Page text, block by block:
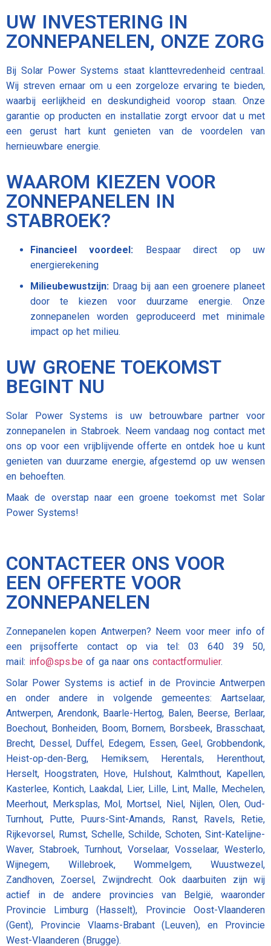
UW INVESTERING IN
ZONNEPANELEN, ONZE ZORG
Bij Solar Power Systems staat klanttevredenheid centraal.
Wij streven ernaar om u een zorgeloze ervaring te bieden,
waarbij eerlijkheid en deskundigheid voorop staan. Onze
garantie op producten en installatie zorgt ervoor dat u met
een gerust hart kunt genieten van de voordelen van
hernieuwbare energie.
WAAROM KIEZEN VOOR
ZONNEPANELEN IN
STABROEK?
Financieel voordeel: Bespaar direct op uw
energierekening
Milieubewustzijn: Draag bij aan een groenere planeet
door te kiezen voor duurzame energie. Onze
zonnepanelen worden geproduceerd met minimale
impact op het milieu.
UW GROENE TOEKOMST
BEGINT NU
Solar Power Systems is uw betrouwbare partner voor
zonnepanelen in Stabroek. Neem vandaag nog contact met
ons op voor een vrijblijvende offerte en ontdek hoe u kunt
genieten van duurzame energie, afgestemd op uw wensen
en behoeften.
Maak de overstap naar een groene toekomst met Solar
Power Systems!
CONTACTEER ONS VOOR
EEN OFFERTE VOOR
ZONNEPANELEN
Zonnepanelen kopen Antwerpen? Neem voor meer info of
een prijsofferte contact op via tel: 03 640 39 50,
mail: info@sps.be of ga naar ons contactformulier.
Solar Power Systems is actief in de Provincie Antwerpen
en onder andere in volgende gemeentes: Aartselaar,
Antwerpen, Arendonk, Baarle-Hertog, Balen, Beerse, Berlaar,
Boechout, Bonheiden, Boom, Bornem, Borsbeek, Brasschaat,
Brecht, Dessel, Duffel, Edegem, Essen, Geel, Grobbendonk,
Heist-op-den-Berg, Hemiksem, Herentals, Herenthout,
Herselt, Hoogstraten, Hove, Hulshout, Kalmthout, Kapellen,
Kasterlee, Kontich, Laakdal, Lier, Lille, Lint, Malle, Mechelen,
Meerhout, Merksplas, Mol, Mortsel, Niel, Nijlen, Olen, Oud-
Turnhout, Putte, Puurs-Sint-Amands, Ranst, Ravels, Retie,
Rijkevorsel, Rumst, Schelle, Schilde, Schoten, Sint-Katelijne-
Waver, Stabroek, Turnhout, Vorselaar, Vosselaar, Westerlo,
Wijnegem, Willebroek, Wommelgem, Wuustwezel,
Zandhoven, Zoersel, Zwijndrecht. Ook daarbuiten zijn wij
actief in de andere provincies van België, waaronder
Provincie Limburg (Hasselt), Provincie Oost-Vlaanderen
(Gent), Provincie Vlaams-Brabant (Leuven), en Provincie
West-Vlaanderen (Brugge).